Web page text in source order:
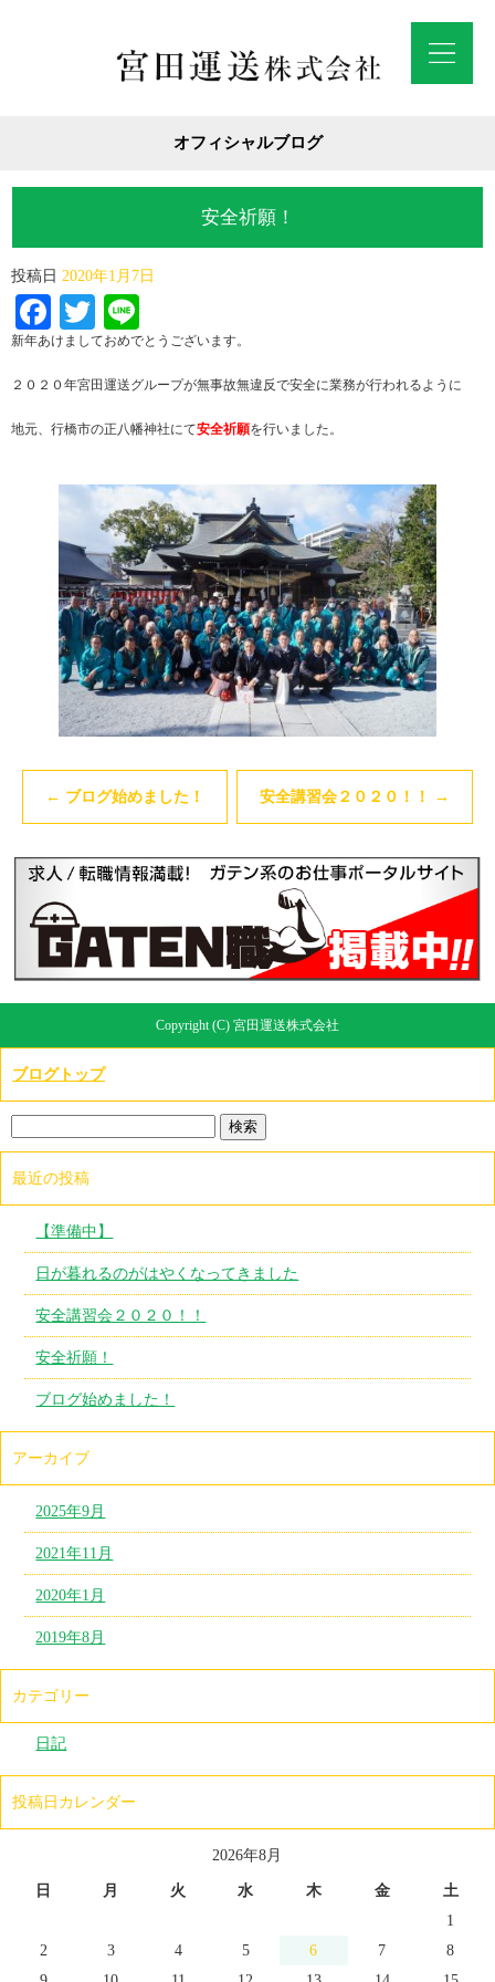
オフィシャルブログ
安全祈願！
投稿日 2020年1月7日
Facebook
Twitter
新年あけましておめでとうございます。
２０２０年宮田運送グループが無事故無違反で安全に業務が行われるように
地元、行橋市の正八幡神社にて安全祈願を行いました。
← ブログ始めました！ 安全講習会２０２０！！ →
Copyright (C) 宮田運送株式会社
ブログトップ
最近の投稿
【準備中】
日が暮れるのがはやくなってきました
安全講習会２０２０！！
安全祈願！
ブログ始めました！
アーカイブ
2025年9月
2021年11月
2020年1月
2019年8月
カテゴリー
日記
投稿日カレンダー
2026年8月
日 月 火 水 木 金
土
1
2
3 4 5 6 7
8